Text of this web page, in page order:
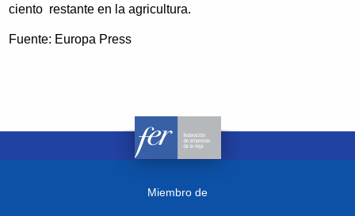
ciento restante en la agricultura.
Fuente: Europa Press
Miembro de